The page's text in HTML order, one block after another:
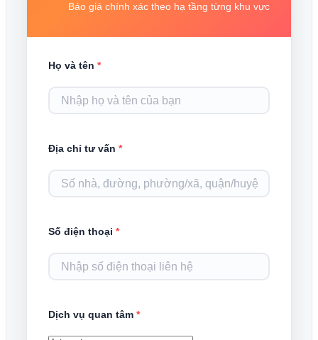
Báo giá chính xác theo hạ tầng từng khu vực
Họ và tên *
Địa chỉ tư vấn *
Số điện thoại *
Dịch vụ quan tâm *